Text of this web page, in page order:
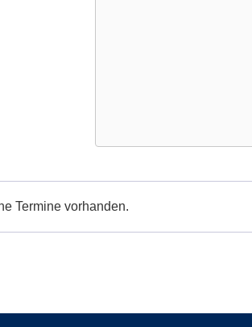
Maps
Karte
DAV
Termine vorhanden.